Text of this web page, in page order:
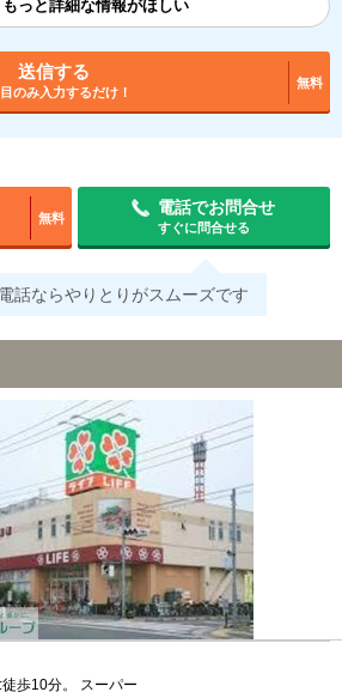
もっと詳細な情報がほしい
送信する
のみ入力するだけ！
無料
無料
電話でお問合せ
すぐに問合せる
電話ならやりとりがスムーズです
歩10分。 スーパー